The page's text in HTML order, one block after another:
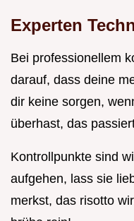
Experten
Bei professionellem
darauf, dass deine
dir keine sorgen,
überhast, das
Kontrollpunkte sind
aufgehen, lass sie
merkst, das risotto